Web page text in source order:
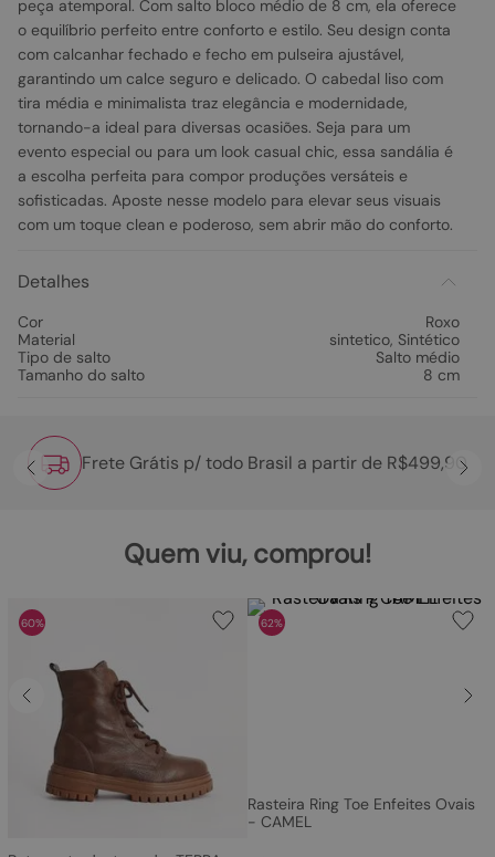
peça atemporal. Com salto bloco médio de 8 cm, ela oferece
o equilíbrio perfeito entre conforto e estilo. Seu design conta
com calcanhar fechado e fecho em pulseira ajustável,
garantindo um calce seguro e delicado. O cabedal liso com
tira média e minimalista traz elegância e modernidade,
tornando-a ideal para diversas ocasiões. Seja para um
evento especial ou para um look casual chic, essa sandália é
a escolha perfeita para compor produções versáteis e
sofisticadas. Aposte nesse modelo para elevar seus visuais
com um toque clean e poderoso, sem abrir mão do conforto.
Detalhes
Cor
Roxo
Material
sintetico, Sintético
Tipo de salto
Salto médio
Tamanho do salto
8 cm
Frete Grátis p/ todo Brasil a partir de R$499,90
Quem viu, comprou!
60% 62%
Rasteira Ring Toe Enfeites Ovais
- CAMEL